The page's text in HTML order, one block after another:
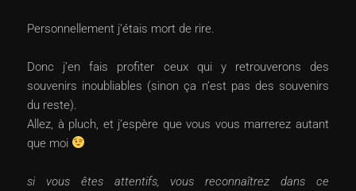
Personnellement j’étais mort de rire.
Donc j’en fais profiter ceux qui y retrouverons des
souvenirs inoubliables (sinon ça n’est pas des souvenirs
du reste).
Allez, à pluch, et j’espère que vous vous marrerez autant
que moi
si vous êtes attentifs, vous reconnaîtrez dans ce